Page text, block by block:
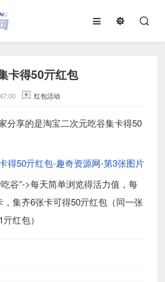
卡得50亓红包
红包活动
分享的是淘宝二次元吃谷集卡得50
谷”->每天简单浏览得活力值，每
，集齐6张卡可得50亓红包（同一张
红包）